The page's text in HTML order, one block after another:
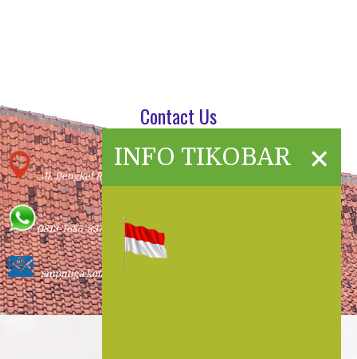
Contact Us
Jl. Bengkel Remaja Pangulah Baru Kotabaru
0813-1685-3377
smpntiga.kotabaru@yahoo.com
INFO TIKOBAR ×